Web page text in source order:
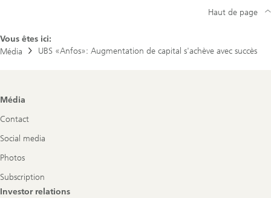
Vous êtes ici:
Média
UBS «Anfos»: Augmentation de capital s'achève avec succès
Haut de page
Footer
Média
Contact
Social media
Photos
Subscription
Investor relations